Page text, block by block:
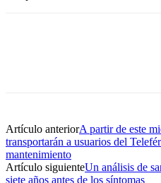
Artículo anteriorA partir de este
transportarán a usuarios del
mantenimiento
Artículo siguienteUn análisis de
siete años antes de los síntomas